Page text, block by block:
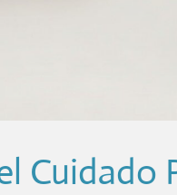
Cuidado